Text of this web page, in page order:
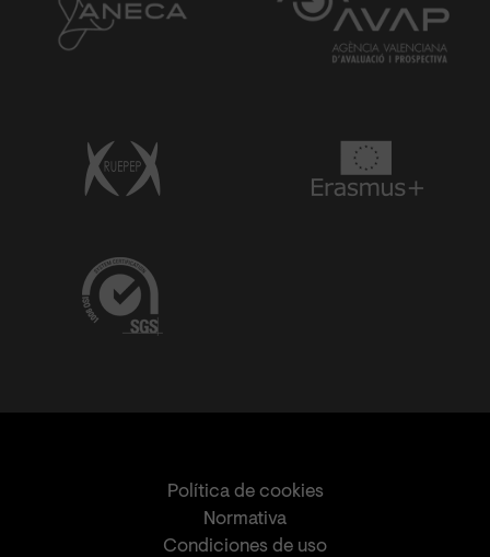
Política de cookies
Normativa
Condiciones de uso